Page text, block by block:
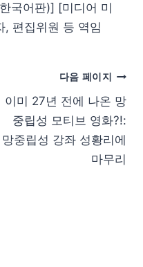
국어판)] [미디어 미
편집위원 등 역임
다음 페이지
이미 27년 전에 나온 망
중립성 모티브 영화?!:
망중립성 강좌 성황리에
마무리